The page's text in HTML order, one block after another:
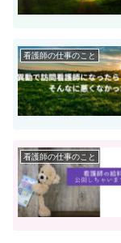
看護師の仕事のこと
看護師の仕事のこと